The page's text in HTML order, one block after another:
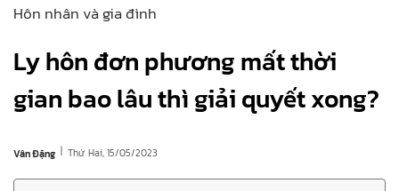
Hôn nhân và gia đình
Ly hôn đơn phương mất thời
gian bao lâu thì giải quyết xong?
Vân Đặng | Thứ Hai, 15/05/2023